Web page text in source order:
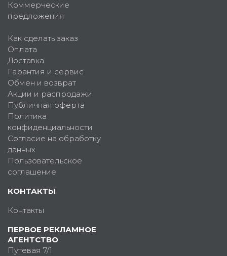
Коммерческие
предложения
Как сделать заказ
Оплата
Доставка
Гарантия и сервис
Обмен и возврат
Акции и распродажи
Публичная оферта
Политика
конфиденциальности
Согласие на обработку
данных
Пользовательское
соглашение
КОНТАКТЫ
Контакты
ПЕРВОЕ РЕКЛАМНОЕ
АГЕНТСТВО
Путевая 7/1